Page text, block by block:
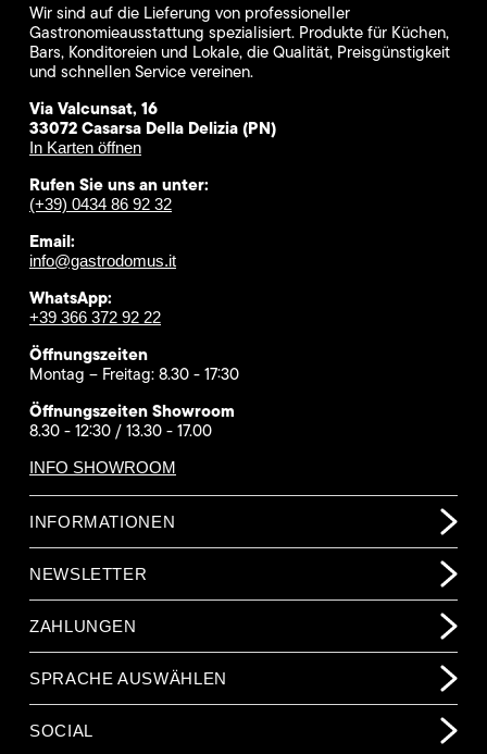
Wir sind auf die Lieferung von professioneller
Gastronomieausstattung spezialisiert. Produkte für Küchen,
Bars, Konditoreien und Lokale, die Qualität, Preisgünstigkeit
und schnellen Service vereinen.
Via Valcunsat, 16
33072 Casarsa Della Delizia (PN)
In Karten öffnen
Rufen Sie uns an unter:
(+39) 0434 86 92 32
Email:
info@gastrodomus.it
WhatsApp:
+39 366 372 92 22
Öffnungszeiten
Montag – Freitag: 8.30 - 17:30
Öffnungszeiten Showroom
8.30 - 12:30 / 13.30 - 17.00
INFO SHOWROOM
INFORMATIONEN
NEWSLETTER
ZAHLUNGEN
SPRACHE AUSWÄHLEN
SOCIAL